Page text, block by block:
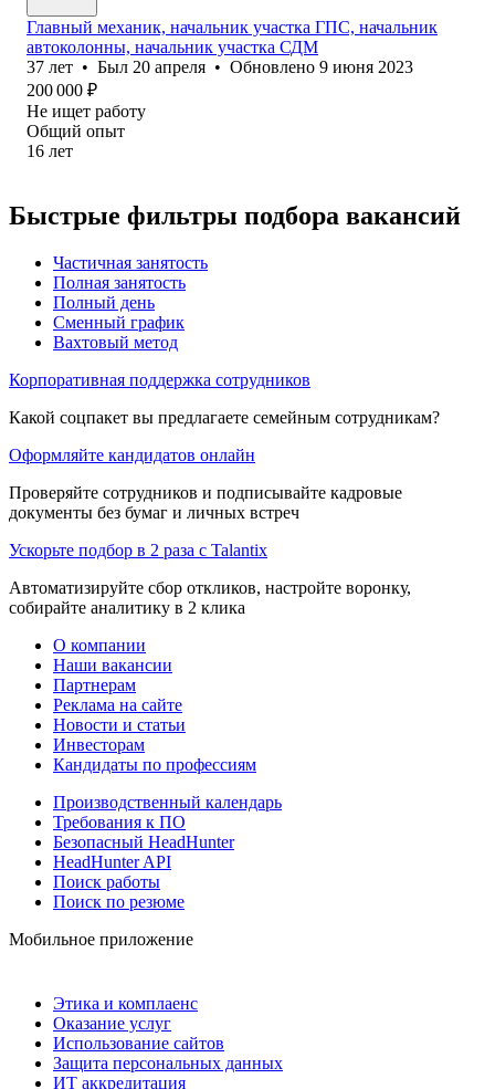
Главный механик, начальник участка ГПС, начальник
автоколонны, начальник участка СДМ
37 лет • Был 20 апреля • Обновлено 9 июня 2023
200 000 ₽
Не ищет работу
Общий опыт
16 лет
Быстрые фильтры подбора вакансий
Частичная занятость
Полная занятость
Полный день
Сменный график
Вахтовый метод
Корпоративная поддержка сотрудников
Какой соцпакет вы предлагаете семейным сотрудникам?
Оформляйте кандидатов онлайн
Проверяйте сотрудников и подписывайте кадровые
документы без бумаг и личных встреч
Ускорьте подбор в 2 раза с Talantix
Автоматизируйте сбор откликов, настройте воронку,
собирайте аналитику в 2 клика
О компании
Наши вакансии
Партнерам
Реклама на сайте
Новости и статьи
Инвесторам
Кандидаты по профессиям
Производственный календарь
Требования к ПО
Безопасный HeadHunter
HeadHunter API
Поиск работы
Поиск по резюме
Мобильное приложение
Этика и комплаенс
Оказание услуг
Использование сайтов
Защита персональных данных
ИТ аккредитация